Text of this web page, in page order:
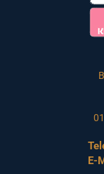
E-